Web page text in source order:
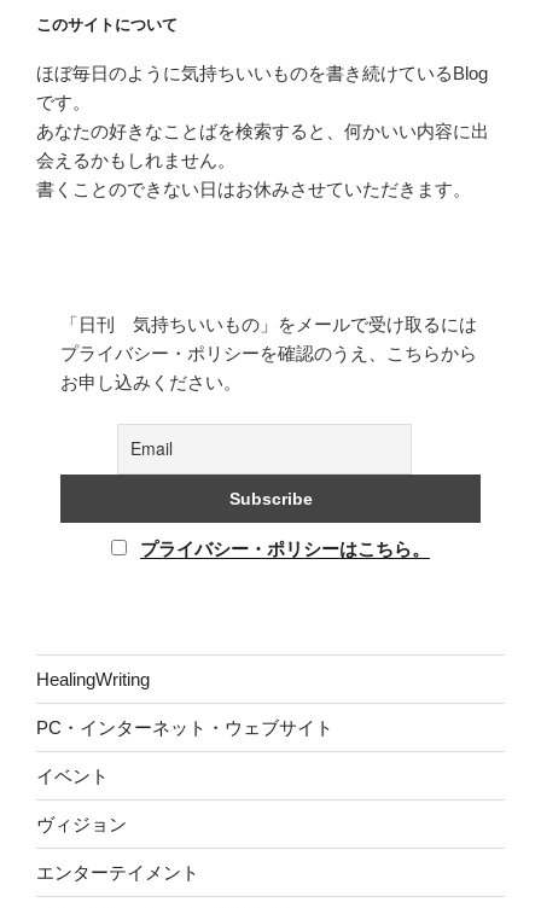
このサイトについて
ほぼ毎日のように気持ちいいものを書き続けているBlog
です。
あなたの好きなことばを検索すると、何かいい内容に出
会えるかもしれません。
書くことのできない日はお休みさせていただきます。
「日刊 気持ちいいもの」をメールで受け取るには
プライバシー・ポリシーを確認のうえ、こちらから
お申し込みください。
プライバシー・ポリシーはこちら。
HealingWriting
PC・インターネット・ウェブサイト
イベント
ヴィジョン
エンターテイメント